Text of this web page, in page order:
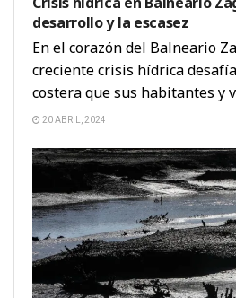
desarrollo y la escasez
En el corazón del Balneario
creciente crisis hídrica
costera que sus habitantes y
20 ABRIL, 2024